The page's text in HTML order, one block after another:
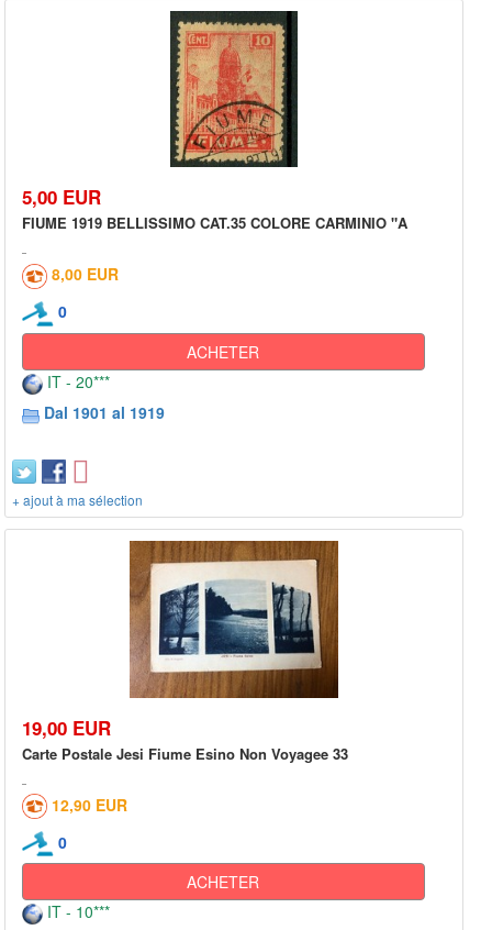
5,00 EUR
FIUME 1919 BELLISSIMO CAT.35 COLORE CARMINIO "A
8,00 EUR
0
ACHETER
IT - 20***
Dal 1901 al 1919
+ ajout à ma sélection
19,00 EUR
Carte Postale Jesi Fiume Esino Non Voyagee 33
12,90 EUR
0
ACHETER
IT - 10***